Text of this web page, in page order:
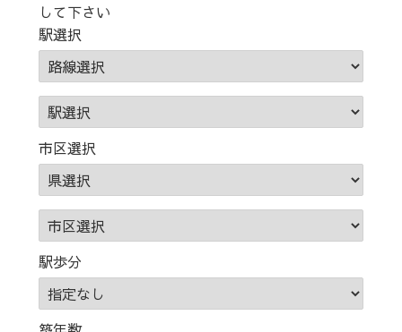
して下さい
駅選択
市区選択
駅歩分